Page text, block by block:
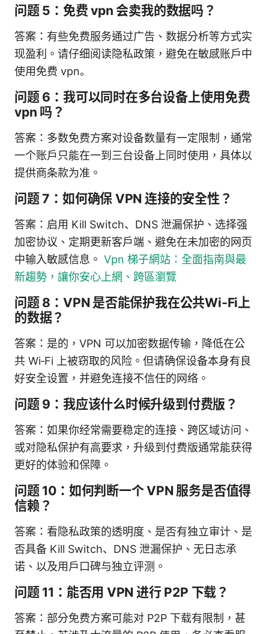
问题 5：免费 vpn 会卖我的数据吗？
答案：有些免费服务通过广告、数据分析等方式实
现盈利。请仔细阅读隐私政策，避免在敏感账户中
使用免费 vpn。
问题 6：我可以同时在多台设备上使用免费
vpn 吗？
答案：多数免费方案对设备数量有一定限制，通常
一个账户只能在一到三台设备上同时使用，具体以
提供商条款为准。
问题 7：如何确保 VPN 连接的安全性？
答案：启用 Kill Switch、DNS 泄漏保护、选择强
加密协议、定期更新客户端、避免在未加密的网页
中输入敏感信息。 Vpn 梯子網站：全面指南與最
新趨勢，讓你安心上網、跨區瀏覽
问题 8：VPN 是否能保护我在公共Wi‑Fi上
的数据？
答案：是的，VPN 可以加密数据传输，降低在公
共 Wi‑Fi 上被窃取的风险。但请确保设备本身有良
好安全设置，并避免连接不信任的网络。
问题 9：我应该什么时候升级到付费版？
答案：如果你经常需要稳定的连接、跨区域访问、
或对隐私保护有高要求，升级到付费版通常能获得
更好的体验和保障。
问题 10：如何判断一个 VPN 服务是否值得
信赖？
答案：看隐私政策的透明度、是否有独立审计、是
否具备 Kill Switch、DNS 泄漏保护、无日志承
诺、以及用户口碑与独立评测。
问题 11：能否用 VPN 进行 P2P 下载？
答案：部分免费方案可能对 P2P 下载有限制，甚